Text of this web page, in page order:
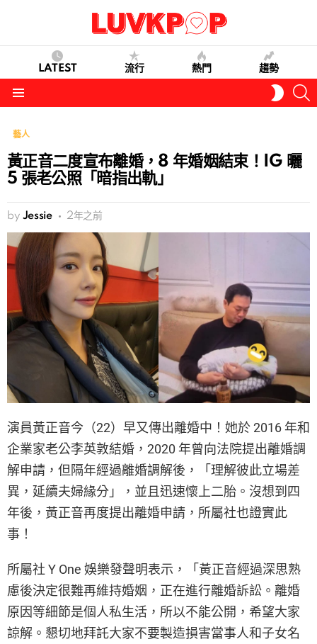
LATEST 流行 熱門 趨勢
SKIN
藝人
黃正音二度宣布離婚，8 年婚姻結束！IG 曬
5 張老公照「暗指出軌」
by Jessie 2年之前
演員黃正音今（22）早又傳出離婚中！她於 2016 年和
企業家老公李英敦結婚，2020 年曾向法院提出離婚調
解申請，但隔年經過離婚調解後，「理解彼此立場差
異，延續夫婦緣分」，並且迅速懷上二胎。沒想到四
年後，黃正音再度提出離婚申請，所屬社也證實此
事！
所屬社 Y One 娛樂發聲明表示，「黃正音經過深思熟
慮後決定很難再維持婚姻，正在進行離婚訴訟。離婚
原因等細節是個人私生活，所以不能公開，希望大家
諒解。懇切地拜託大家不要製造損害當事人和子女名